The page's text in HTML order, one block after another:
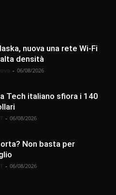
nuova una rete Wi-Fi
densità
- 06/08/2026
Tech italiano sfiora i 140
- 06/08/2026
Non basta per
- 06/08/2026